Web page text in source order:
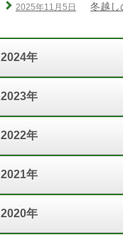
2025年11月5日 冬越し
2024年
2023年
2022年
2021年
2020年